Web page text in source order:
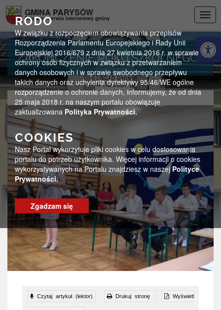
RODO
W związku z rozpoczęciem obowiązywania przepisów
Rozporządzenia Parlamentu Europejskiego i Rady Unii
Europejskiej 2016/679 z dnia 27 kwietnia 2016 r. w sprawie
ochrony osób fizycznych w związku z przetwarzaniem
danych osobowych i w sprawie swobodnego przepływu
takich danych oraz uchylenia dyrektywy 95/46/WE ogólne
rozporządzenie o ochronie danych, informujemy, że od dnia
25 maja 2018 r. na naszym portalu obowiązuje
zaktualizowana Polityka Prywatności.
COOKIES
Nasz Portal wykorzytuje pliki cookies w celu dostosowania
portalu do potrzeb użytkownika. Więcej informacji o cookies
wykorzystywanych na Portalu znajdziesz w naszejPolityce
Prywatności.
Zgadzam się
GMINA PARYSÓW
Oficjalny serwis internetowy gminy
ZAKOŃCZENIE ROKU SZKOLNEGO
Czytaj artykuł (lektor) Drukuj stronę Wyświetl